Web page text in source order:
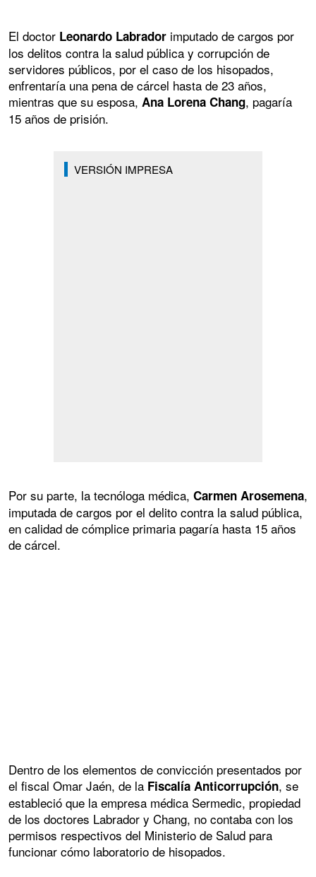
El doctor Leonardo Labrador imputado de cargos por
los delitos contra la salud pública y corrupción de
servidores públicos, por el caso de los hisopados,
enfrentaría una pena de cárcel hasta de 23 años,
mientras que su esposa, Ana Lorena Chang, pagaría
15 años de prisión.
VERSIÓN IMPRESA
Por su parte, la tecnóloga médica, Carmen Arosemena,
imputada de cargos por el delito contra la salud pública,
en calidad de cómplice primaria pagaría hasta 15 años
de cárcel.
Dentro de los elementos de convicción presentados por
el fiscal Omar Jaén, de la Fiscalía Anticorrupción, se
estableció que la empresa médica Sermedic, propiedad
de los doctores Labrador y Chang, no contaba con los
permisos respectivos del Ministerio de Salud para
funcionar cómo laboratorio de hisopados.